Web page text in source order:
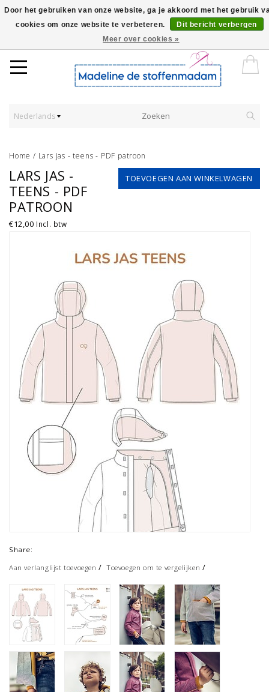
Worldwide Shipping - Onze stoffen worden verkocht per 10 cm.
Nederlands
Home / Lars jas - teens - PDF patroon
TOEVOEGEN AAN WINKELWAGEN
LARS JAS -
TEENS - PDF
PATROON
€12,00 Incl. btw
Share:
Aan verlanglijst toevoegen /Toevoegen om te vergelijken /
Door het gebruiken van onze website, ga je akkoord met het gebruik
cookies om onze website te verbeteren.
Dit bericht verbergen
Meer over cookies »